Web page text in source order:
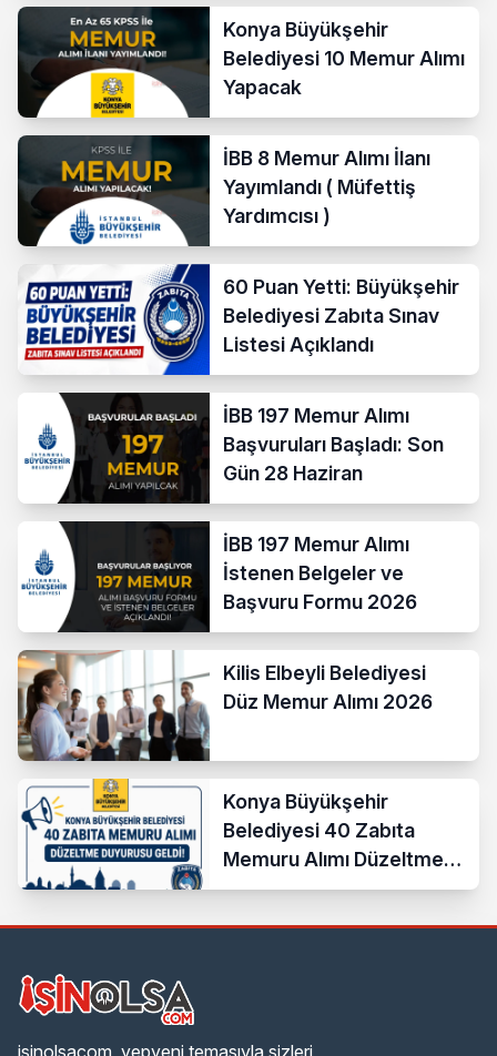
Konya Büyükşehir
Belediyesi 10 Memur Alımı
Yapacak
İBB 8 Memur Alımı İlanı
Yayımlandı ( Müfettiş
Yardımcısı )
60 Puan Yetti: Büyükşehir
Belediyesi Zabıta Sınav
Listesi Açıklandı
İBB 197 Memur Alımı
Başvuruları Başladı: Son
Gün 28 Haziran
İBB 197 Memur Alımı
İstenen Belgeler ve
Başvuru Formu 2026
Kilis Elbeyli Belediyesi
Düz Memur Alımı 2026
Konya Büyükşehir
Belediyesi 40 Zabıta
Memuru Alımı Düzeltme
Duyurusu Geldi!